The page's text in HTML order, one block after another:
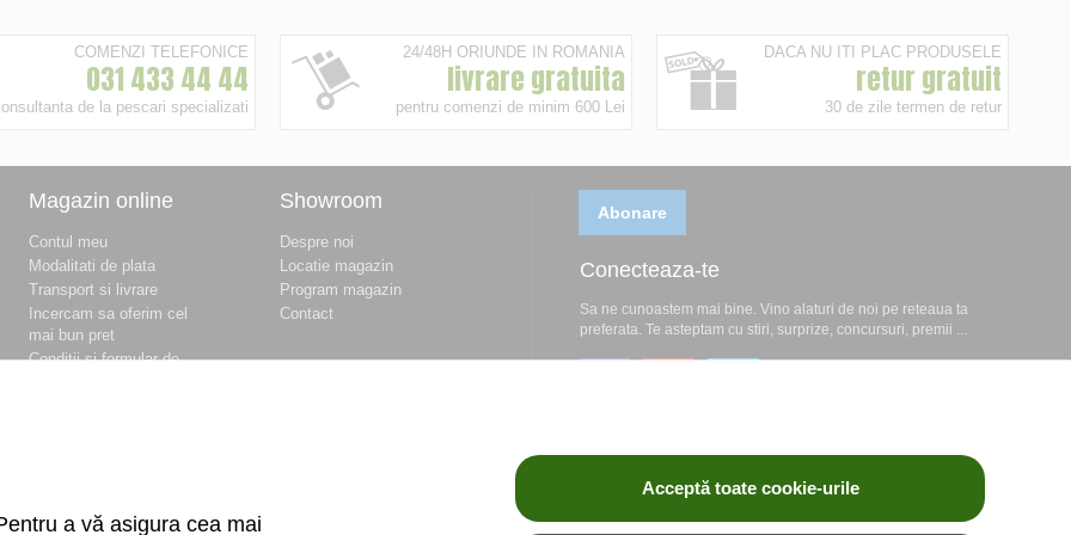
COMENZI TELEFONICE
031 433 44 44
de la pescari specializati
24/48H ORIUNDE IN ROMANIA
livrare gratuita
pentru comenzi de minim 600 Lei
DACA NU ITI PLAC PRODUSELE
retur gratuit
30 de zile termen de retur
Magazin online
Contul meu
Modalitati de plata
Transport si livrare
Incercam sa oferim cel
mai bun pret
Conditii si formular de
confidentialitate si
Showroom
Despre noi
Locatie magazin
Program magazin
Contact
Abonare
Conecteaza-te
Sa ne cunoastem mai bine. Vino alaturi de noi pe reteaua ta
preferata. Te asteptam cu stiri, surprize, concursuri, premii ...
a vă asigura cea mai
Acceptă toate cookie-urile